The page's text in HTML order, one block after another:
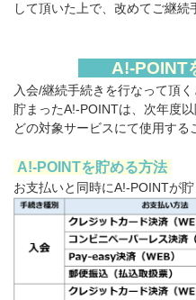
して頂いた上で、改めてご継続
A!-POINT
入会/継続手続きを行なって頂
貯まったA!-POINTは、次年度
どの対象サービスにて使用する
A!-POINTを貯める方法
お支払いと同時にA!-POINTが貯